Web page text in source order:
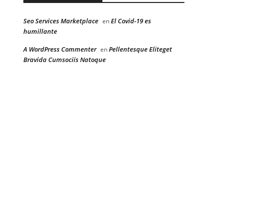
Seo Services Marketplace enEl Covid-19 es
humillante
A WordPress Commenter enPellentesque Eliteget
Bravida Cumsociis Natoque